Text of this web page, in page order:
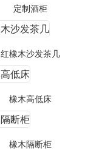
定制酒柜
红橡木沙发茶几
橡木高低床
橡木隔断柜